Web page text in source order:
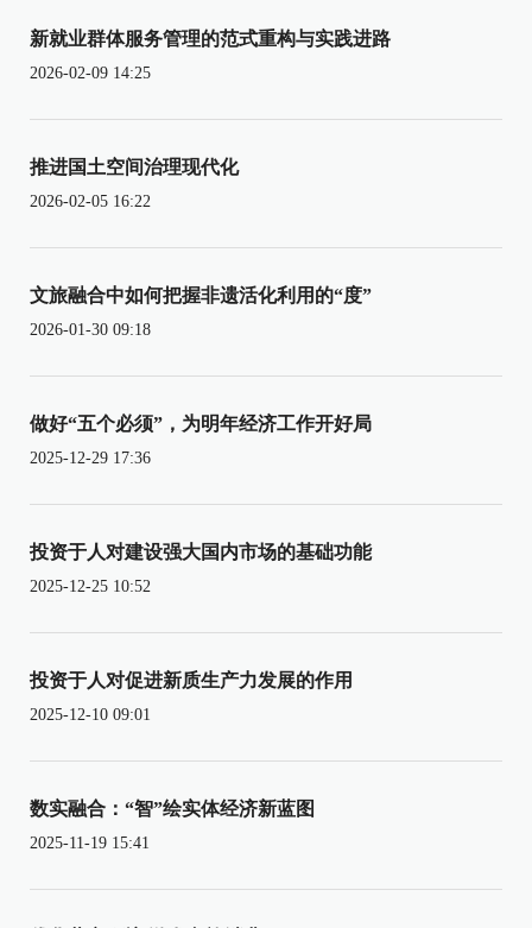
新就业群体服务管理的范式重构与实践进路
2026-02-09 14:25
推进国土空间治理现代化
2026-02-05 16:22
文旅融合中如何把握非遗活化利用的“度”
2026-01-30 09:18
做好“五个必须”，为明年经济工作开好局
2025-12-29 17:36
投资于人对建设强大国内市场的基础功能
2025-12-25 10:52
投资于人对促进新质生产力发展的作用
2025-12-10 09:01
数实融合：“智”绘实体经济新蓝图
2025-11-19 15:41